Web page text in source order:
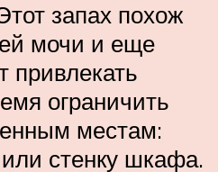
запах похож
мочи и еще
привлекать
ограничить
местам:
стенку шкафа.